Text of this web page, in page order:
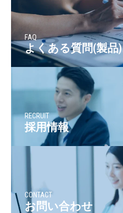
FAQ
よくある質問(製品)
RECRUIT
採用情報
CONTACT
お問い合わせ